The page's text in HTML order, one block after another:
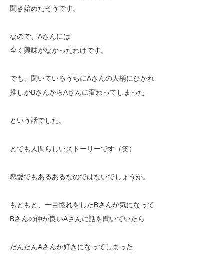
聞き始めたそうです。
なので、Aさんには
全く興味がなかったわけです。
でも、聞いているうちにAさんの人柄にひかれ
推しがBさんからAさんに変わってしまった
という話でした。
とても人間らしいストーリーです（笑）
恋愛でもあるあるなのではないでしょうか。
もともと、一目惚れをしたBさんが気になって
Bさんの仲が良いAさんに話を聞いていたら
だんだんAさんが好きになってしまった